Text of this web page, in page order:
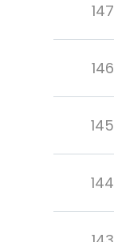
147
146
145
144